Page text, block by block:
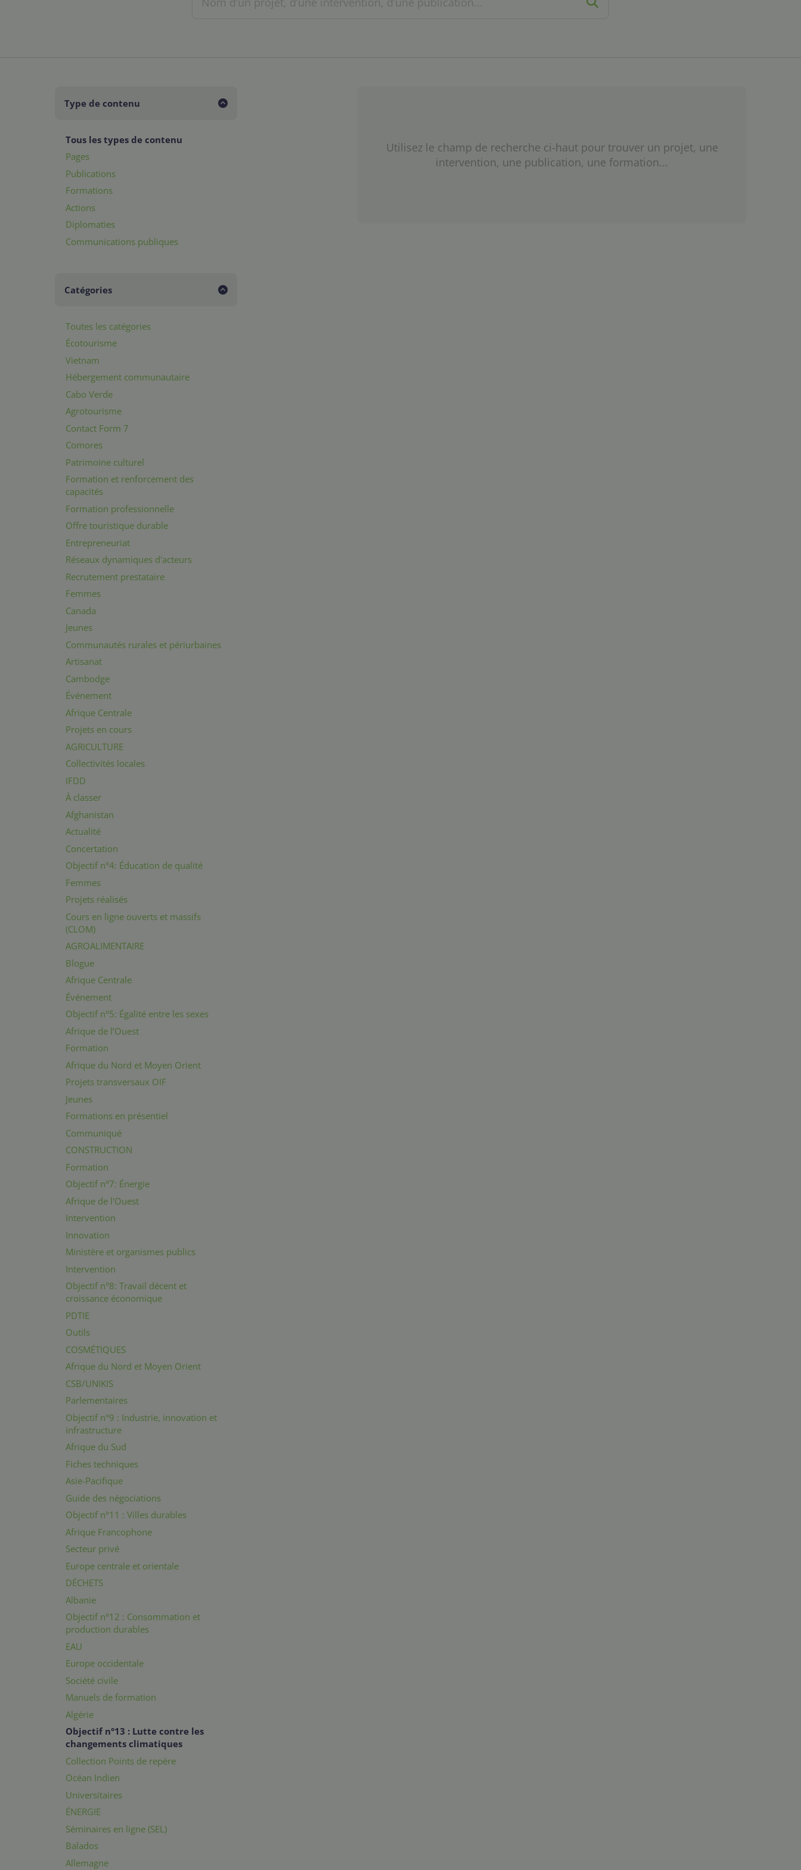
Type de contenu
Tous les types de contenu
Pages
Publications
Formations
Actions
Diplomaties
Communications publiques
Catégories
Toutes les catégories
Écotourisme
Vietnam
Hébergement communautaire
Cabo Verde
Agrotourisme
Contact Form 7
Comores
Patrimoine culturel
Formation et renforcement des
capacités
Formation professionnelle
Offre touristique durable
Entrepreneuriat
Réseaux dynamiques d'acteurs
Recrutement prestataire
Femmes
Canada
Jeunes
Communautés rurales et périurbaines
Artisanat
Cambodge
Événement
Afrique Centrale
Projets en cours
AGRICULTURE
Collectivités locales
IFDD
À classer
Afghanistan
Actualité
Concertation
Objectif n°4: Éducation de qualité
Femmes
Projets réalisés
Cours en ligne ouverts et massifs
(CLOM)
AGROALIMENTAIRE
Blogue
Afrique Centrale
Événement
Objectif n°5: Égalité entre les sexes
Afrique de l’Ouest
Formation
Afrique du Nord et Moyen Orient
Projets transversaux OIF
Jeunes
Formations en présentiel
Communiqué
CONSTRUCTION
Formation
Objectif n°7: Énergie
Afrique de l'Ouest
Intervention
Innovation
Ministère et organismes publics
Intervention
Objectif n°8: Travail décent et
croissance économique
PDTIE
Outils
COSMÉTIQUES
Afrique du Nord et Moyen Orient
CSB/UNIKIS
Parlementaires
Objectif n°9 : Industrie, innovation et
infrastructure
Afrique du Sud
Fiches techniques
Asie-Pacifique
Guide des négociations
Objectif n°11 : Villes durables
Afrique Francophone
Secteur privé
Europe centrale et orientale
DÉCHETS
Albanie
Objectif n°12 : Consommation et
production durables
EAU
Europe occidentale
Société civile
Manuels de formation
Algérie
Objectif n°13 : Lutte contre les
changements climatiques
Collection Points de repère
Océan Indien
Universitaires
ÉNERGIE
Séminaires en ligne (SEL)
Balados
Allemagne
Utilisez le champ de recherche ci-haut pour trouver un projet, une
intervention, une publication, une formation...